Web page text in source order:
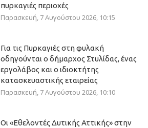
πυρκαγιές περιοχές
Παρασκευή, 7 Αυγούστου 2026, 10:15
Για τις Πυρκαγιές στη φυλακή
οδηγούνται ο δήμαρχος Στυλίδας, ένας
εργολάβος και ο ιδιοκτήτης
κατασκευαστικής εταιρείας
Παρασκευή, 7 Αυγούστου 2026, 10:10
Οι «Εθελοντές Δυτικής Αττικής» στην